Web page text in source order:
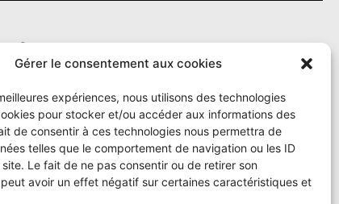
Gérer le consentement aux cookies
expériences, nous utilisons des technologies
pour stocker et/ou accéder aux informations des
de consentir à ces technologies nous permettra de
telles que le comportement de navigation ou les ID
Le fait de ne pas consentir ou de retirer son
avoir un effet négatif sur certaines caractéristiques et
Ô
Numa-Droz 150
La Chaux-de-Fonds
913 90 00
O.ch